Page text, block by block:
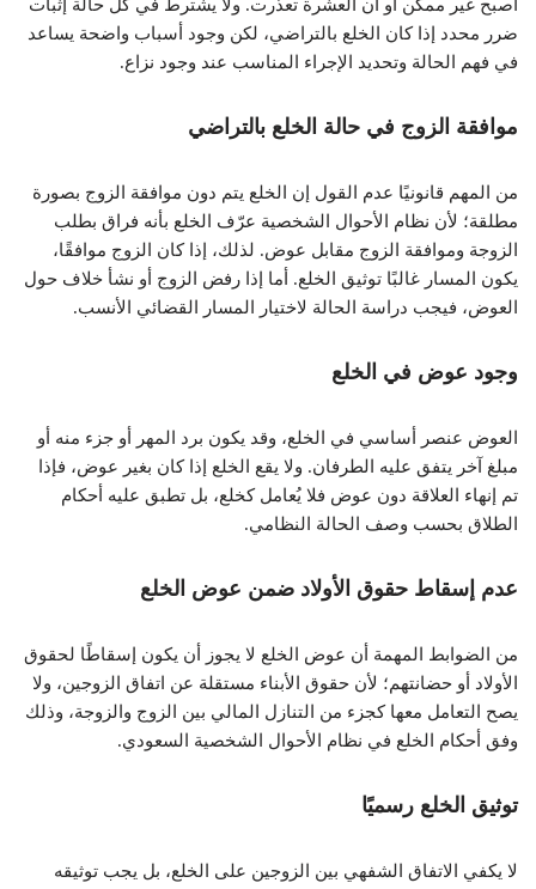
أصبح غير ممكن أو أن العشرة تعذرت. ولا يشترط في كل حالة إثبات
ضرر محدد إذا كان الخلع بالتراضي، لكن وجود أسباب واضحة يساعد
في فهم الحالة وتحديد الإجراء المناسب عند وجود نزاع.
موافقة الزوج في حالة الخلع بالتراضي
من المهم قانونيًا عدم القول إن الخلع يتم دون موافقة الزوج بصورة
مطلقة؛ لأن نظام الأحوال الشخصية عرّف الخلع بأنه فراق بطلب
الزوجة وموافقة الزوج مقابل عوض. لذلك، إذا كان الزوج موافقًا،
يكون المسار غالبًا توثيق الخلع. أما إذا رفض الزوج أو نشأ خلاف حول
العوض، فيجب دراسة الحالة لاختيار المسار القضائي الأنسب.
وجود عوض في الخلع
العوض عنصر أساسي في الخلع، وقد يكون برد المهر أو جزء منه أو
مبلغ آخر يتفق عليه الطرفان. ولا يقع الخلع إذا كان بغير عوض، فإذا
تم إنهاء العلاقة دون عوض فلا يُعامل كخلع، بل تطبق عليه أحكام
الطلاق بحسب وصف الحالة النظامي.
عدم إسقاط حقوق الأولاد ضمن عوض الخلع
من الضوابط المهمة أن عوض الخلع لا يجوز أن يكون إسقاطًا لحقوق
الأولاد أو حضانتهم؛ لأن حقوق الأبناء مستقلة عن اتفاق الزوجين، ولا
يصح التعامل معها كجزء من التنازل المالي بين الزوج والزوجة، وذلك
وفق أحكام الخلع في نظام الأحوال الشخصية السعودي.
توثيق الخلع رسميًا
لا يكفي الاتفاق الشفهي بين الزوجين على الخلع، بل يجب توثيقه